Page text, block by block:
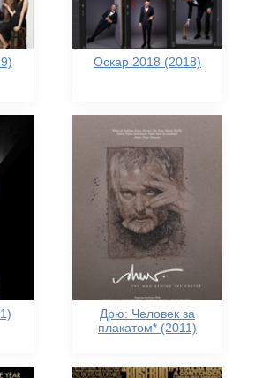
Оскар 2018 (2018)
Дрю: Человек за
плакатом* (2011)